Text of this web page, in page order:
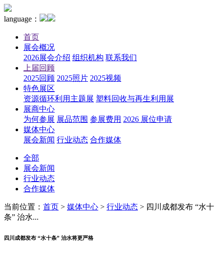
language：
首页
展会概况
2026展会介绍 组织机构 联系我们
上届回顾
2025回顾 2025照片 2025视频
特色展区
资源循环利用主题展 塑料回收与再生利用展
展商中心
为何参展 展品范围 参展费用 2026 展位申请
媒体中心
展会新闻 行业动态 合作媒体
全部
展会新闻
行业动态
合作媒体
当前位置： 首页 > 媒体中心 > 行业动态 > 四川成都发布 “水十
条” 治水...
四川成都发布 “水十条” 治水将更严格